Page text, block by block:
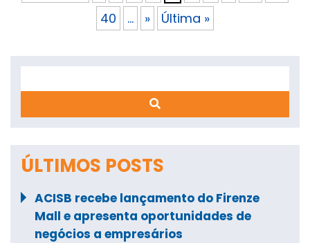
40
... » Última »
ÚLTIMOS POSTS
ACISB recebe lançamento do Firenze
Mall e apresenta oportunidades de
negócios a empresários